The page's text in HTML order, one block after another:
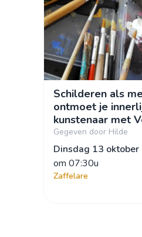
Schilderen als
ontmoet je
kunstenaar met
kennismaking (+15j) 1 sessie
van 6 uur (
Gegeven door Hilde
Dinsdag 13 oktober
om 07:30u
Zaffelare